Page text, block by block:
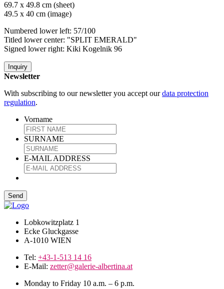
69.7 x 49.8 cm (sheet)
49.5 x 40 cm (image)
Numbered lower left: 57/100
Titled lower center: "SPLIT EMERALD"
Signed lower right: Kiki Kogelnik 96
Inquiry
Newsletter
With subscribing to our newsletter you accept ourdata protection
regulation.
Vorname
SURNAME
E-MAIL ADDRESS
Lobkowitzplatz 1
Ecke Gluckgasse
A-1010 WIEN
Tel: +43-1-513 14 16
E-Mail: zetter@galerie-albertina.at
Monday to Friday 10 a.m. – 6 p.m.